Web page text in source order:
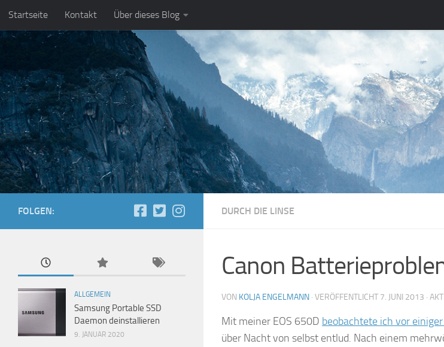
Zum Inhalt springen
Startseite Kontakt Über dieses Blog
DURCH DIE LINSE
Canon
VON KOLJA ENGELMANN · VERÖFFENTLICHT 7. JUNI 2013 ·
Mit meiner EOS 650D beobachtete ich vor
über Nacht von selbst entlud. Nach einem
FOLGEN:
ALLGEMEIN
Samsung Portable SSD
Daemon deinstallieren
9. JANUAR 2020